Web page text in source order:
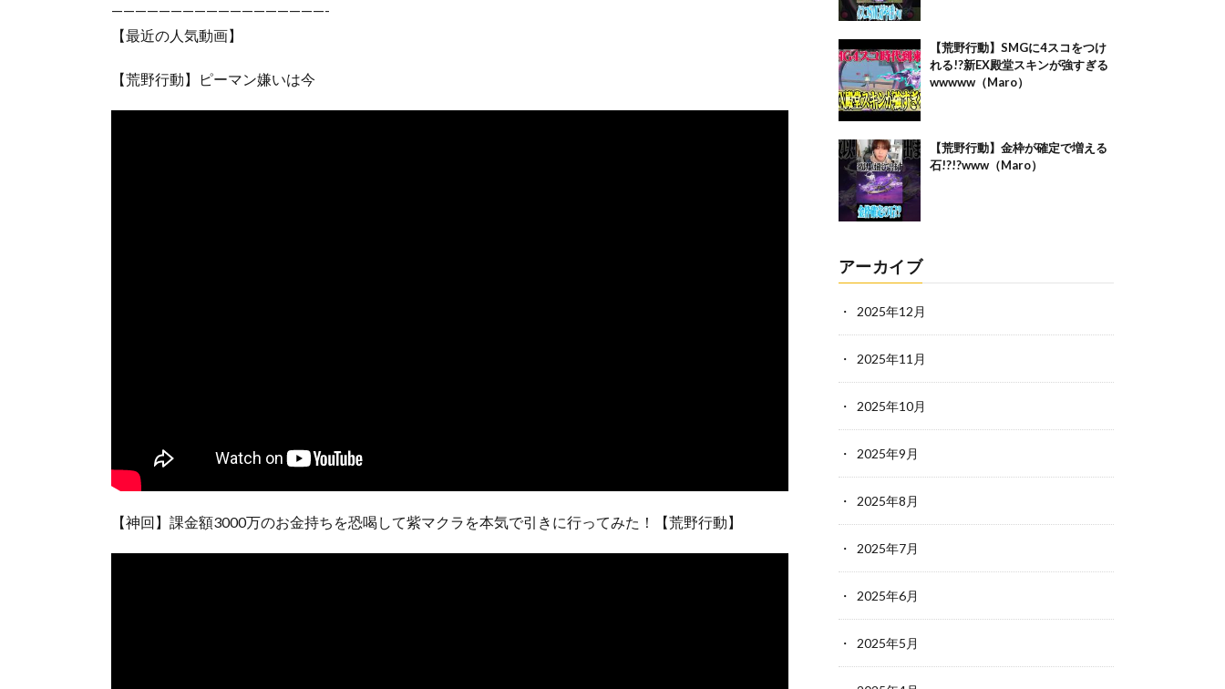
——————————————————-
【最近の人気動画】
【荒野行動】ピーマン嫌いは今
【神回】課金額3000万のお金持ちを恐喝して紫マクラを本気で引きに行ってみた！【荒野行動】
【荒野行動】SMGに4スコをつけ
れる!?新EX殿堂スキンが強すぎる
wwwww（Maro）
【荒野行動】金枠が確定で増える
石!?!?www（Maro）
アーカイブ
2025年12月
2025年11月
2025年10月
2025年9月
2025年8月
2025年7月
2025年6月
2025年5月